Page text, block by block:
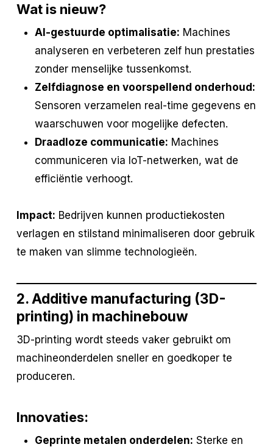
Wat is nieuw?
AI-gestuurde optimalisatie: Machines
analyseren en verbeteren zelf hun prestaties
zonder menselijke tussenkomst.
Zelfdiagnose en voorspellend onderhoud:
Sensoren verzamelen real-time gegevens en
waarschuwen voor mogelijke defecten.
Draadloze communicatie: Machines
communiceren via IoT-netwerken, wat de
efficiëntie verhoogt.
Impact: Bedrijven kunnen productiekosten
verlagen en stilstand minimaliseren door gebruik
te maken van slimme technologieën.
2. Additive manufacturing (3D-
printing) in machinebouw
3D-printing wordt steeds vaker gebruikt om
machineonderdelen sneller en goedkoper te
produceren.
Innovaties:
Geprinte metalen onderdelen: Sterke en